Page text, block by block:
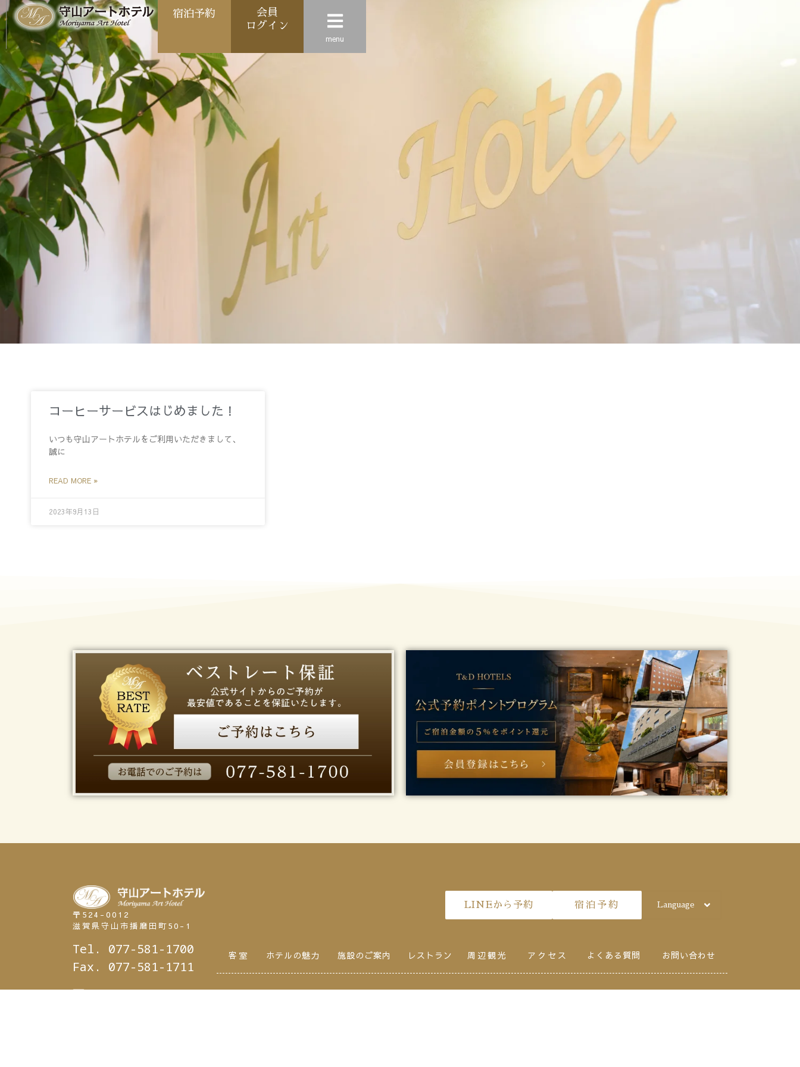
宿泊予約
会員
ログイン
menu
コーヒーサービスはじめました！
いつも守山アートホテルをご利用いただきまして、
誠に
READ MORE »
2023年9月13日
〒524-0012
滋賀県守山市播磨田町50-1
Tel. 077-581-1700
Fax. 077-581-1711
LINEから予約 宿泊予約 Language
客室 ホテルの魅力 施設のご案内 レストラン 周辺観光 アクセス よくある質問 お問い合わせ